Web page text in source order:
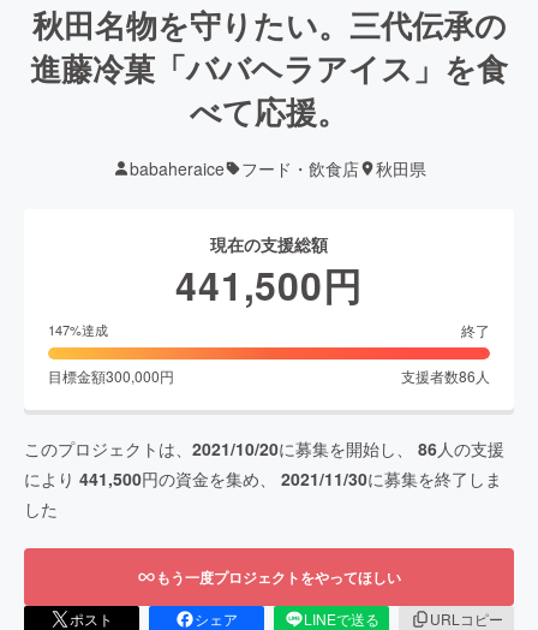
秋田名物を守りたい。三代伝承の
進藤冷菓「ババヘラアイス」を食
べて応援。
babaheraice フード・飲食店 秋田県
現在の支援総額
441,500円
147%達成 終了
目標金額300,000円 支援者数86 人
このプロジェクトは、 2021/10/20に募集を開始し、 86人の支援
により 441,500円の資金を集め、 2021/11/30に募集を終了しま
した
もう一度プロジェクトをやってほしい
ポスト シェア LINEで送る
URLコピー